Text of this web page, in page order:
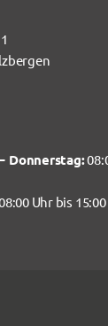
Donnerstag:
Uhr bis